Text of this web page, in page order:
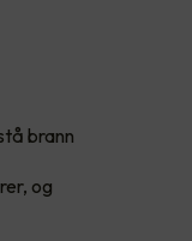
brann
og